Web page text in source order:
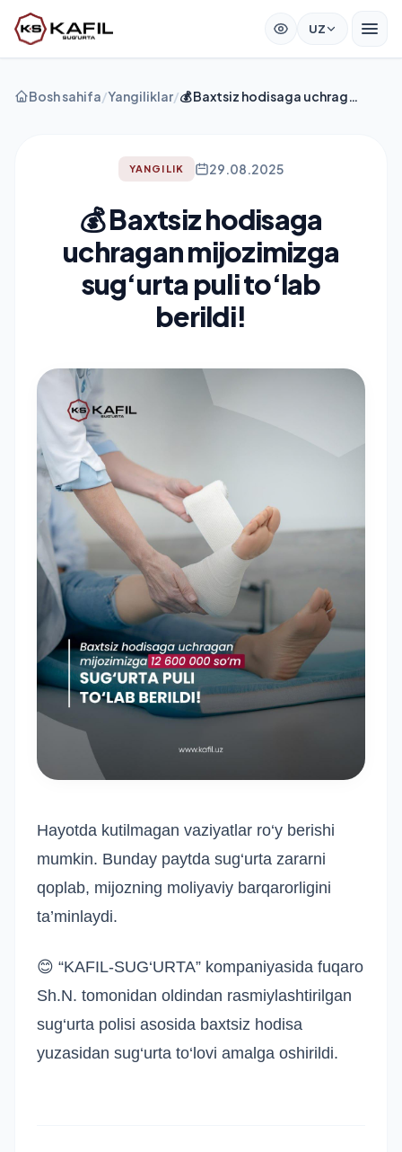
UZ
Bosh sahifa/Yangiliklar/ 💰 Baxtsiz hodisaga uchragan mijozimizga sug‘urta puli to‘lab berildi!
YANGILIK 29.08.2025
💰 Baxtsiz hodisaga
uchragan mijozimizga
sug‘urta puli to‘lab
berildi!
Hayotda kutilmagan vaziyatlar ro‘y berishi
mumkin. Bunday paytda sug‘urta zararni
qoplab, mijozning moliyaviy barqarorligini
ta’minlaydi.
😊 “KAFIL-SUG‘URTA” kompaniyasida fuqaro
Sh.N. tomonidan oldindan rasmiylashtirilgan
sug‘urta polisi asosida baxtsiz hodisa
yuzasidan sug‘urta to‘lovi amalga oshirildi.